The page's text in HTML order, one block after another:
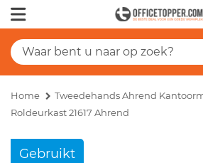
Home
Tweedehands Ahrend
Roldeurkast 21617 Ahrend
Gebruikt